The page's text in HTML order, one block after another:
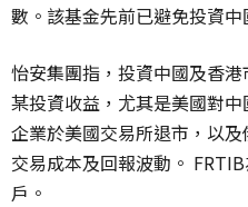
數。該基金先前已避免投資中
怡安集團指，投資中國及香
某投資收益，尤其是美國對
企業於美國交易所退市，以
交易成本及回報波動。
戶。